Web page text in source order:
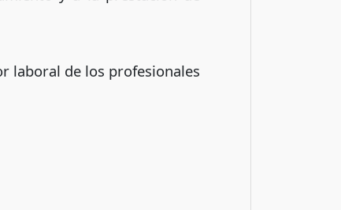
laboral de los profesionales